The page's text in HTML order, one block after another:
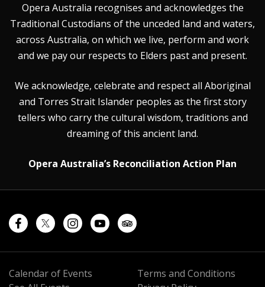
Opera Australia recognises and acknowledges the
Traditional Custodians of the unceded land and waters,
across Australia, on which we live, perform and work
and we pay our respects to Elders past and present.
We acknowledge, celebrate and respect all Aboriginal
and Torres Strait Islander peoples as the first story
tellers who carry the cultural wisdom, traditions and
dreaming of this ancient land.
Opera Australia’s Reconciliation Action Plan
Calendar of Events
Terms and Conditions